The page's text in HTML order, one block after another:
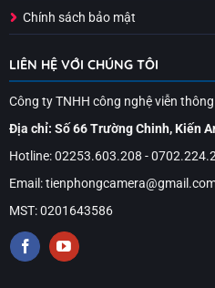
Chính sách bảo mật
LIÊN HỆ VỚI CHÚNG TÔI
Công ty TNHH công nghệ viễn
Địa chỉ: Số 66 Trường Chinh, Kiến
Hotline: 02253.603.208 -
Email:
MST: 0201643586